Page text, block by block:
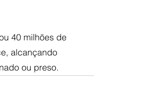
40 milhões de
alcançando
ou preso.